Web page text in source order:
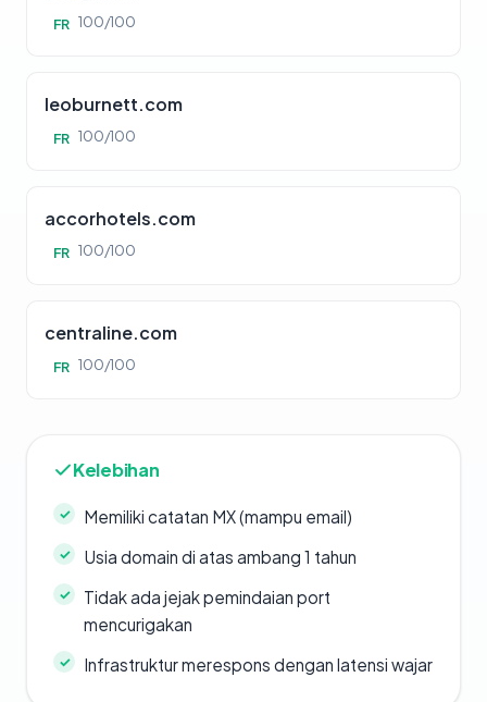
FR 100/100
leoburnett.com
FR 100/100
accorhotels.com
FR 100/100
centraline.com
FR 100/100
Kelebihan
Memiliki catatan MX (mampu email)
Usia domain di atas ambang 1 tahun
Tidak ada jejak pemindaian port
mencurigakan
Infrastruktur merespons dengan latensi wajar